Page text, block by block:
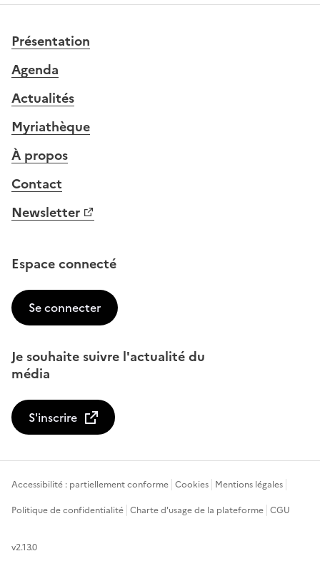
Présentation
Agenda
Actualités
Myriathèque
À propos
Contact
Newsletter
Espace connecté
Se connecter
Je souhaite suivre l'actualité du
média
S'inscrire
Accessibilité : partiellement conforme Cookies Mentions légales
Politique de confidentialité Charte d'usage de la plateforme CGU
v2.13.0